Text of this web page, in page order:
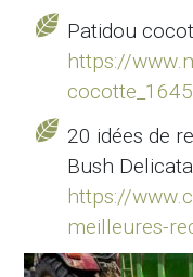
Patidou
https://
20 idées de
Bush
https://
meilleures-